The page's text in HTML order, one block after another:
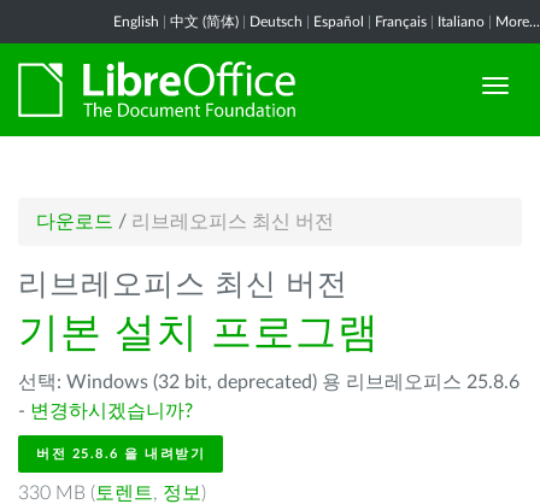
English 中文 (简体) Deutsch Español Français Italiano More...
다운로드 / 리브레오피스 최신 버전
리브레오피스 최신 버전
기본 설치 프로그램
선택: Windows (32 bit, deprecated) 용 리브레오피스 25.8.6
- 변경하시겠습니까?
버전 25.8.6 을 내려받기
330 MB ( 토렌트, 정보 )